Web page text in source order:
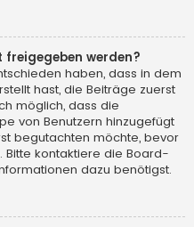
werden?
haben, dass in dem
hast, die Beiträge zuerst
möglich, dass die
von Benutzern hinzugefügt
begutachten möchte, bevor
Bitte kontaktiere die Board-
dazu benötigst.